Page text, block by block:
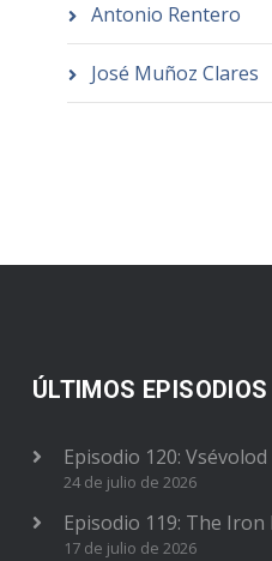
Antonio Rentero
José Muñoz Clares
ÚLTIMOS EPISODIOS
Episodio 120:
24 de julio de 2026
Episodio 119: The Iron
17 de julio de 2026